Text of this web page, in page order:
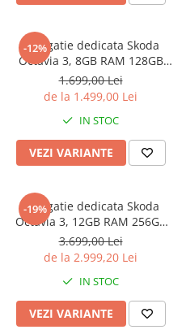
-12%
Navigatie dedicata Skoda
Octavia 3, 8GB RAM 128GB
ROM, Octacore, Platforma
TS18, Android 14, Display
QLED 9", Suporta camera
360", DSP, Carplay&Android
Auto, SIM 4G
1.699,00 Lei
de la 1.499,00 Lei
IN STOC
VEZI VARIANTE
-19%
Navigatie dedicata Skoda
Octavia 3, 12GB RAM 256GB
ROM, Android 13, Rezolutie
2K, Display QLED, 10", DSP,
Carplay, Android Auto,
Internet, Youtube, Waze, Wi
Fi, USB
3.699,00 Lei
de la 2.999,20 Lei
IN STOC
VEZI VARIANTE